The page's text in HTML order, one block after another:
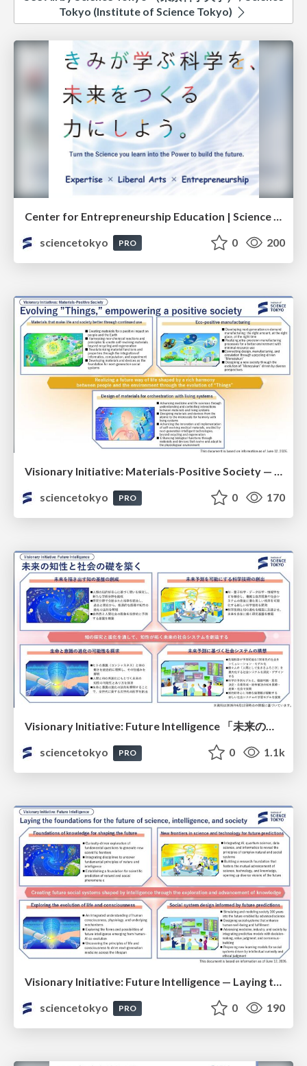
Tokyo (Institute of Science Tokyo)
sciencetokyo
PRO 0 200
Visionary Initiative: Materials-Positive Society — Evolving “Things,” empowering a positive society | Science Tokyo
sciencetokyo
PRO 0 170
Visionary Initiative: Future Intelligence 「未来の知性と社会の礎を築く」｜Science Tokyo（東京科学大学）
sciencetokyo
PRO 0 1.1k
Visionary Initiative: Future Intelligence — Laying the foundations for the future of science, intelligence, and society | Science Tokyo
sciencetokyo
PRO 0 190